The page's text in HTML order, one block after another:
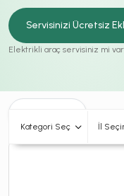
Servisinizi Ücretsiz
Elektrikli araç servisiniz mi
Kategori Seç